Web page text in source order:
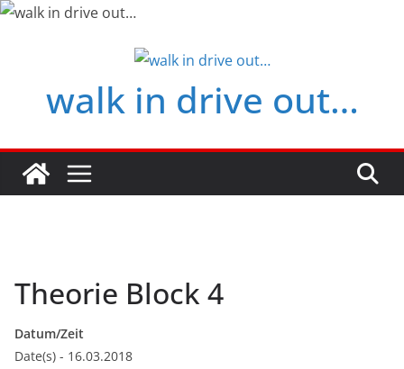
Zum
walk in drive out…
Theorie Block 4
Datum/Zeit
Date(s) - 16.03.2018